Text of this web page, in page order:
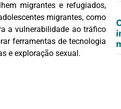
migrantes e refugiados,
migrantes, como
a vulnerabilidade ao tráfico
ferramentas de tecnologia
e exploração sexual.